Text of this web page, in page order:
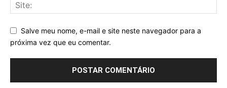
Salve meu nome, e-mail e site neste navegador para a
próxima vez que eu comentar.